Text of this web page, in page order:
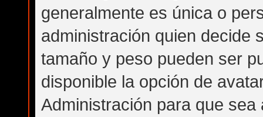
generalmente es única o
administración quien decide
tamaño y peso pueden ser
disponible la opción de
Administración para que sea